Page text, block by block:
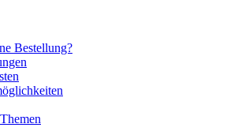
Bestellung?